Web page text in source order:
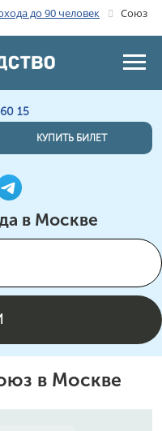
до 90 человек Союз
15
КУПИТЬ БИЛЕТ
в Москве
в Москве